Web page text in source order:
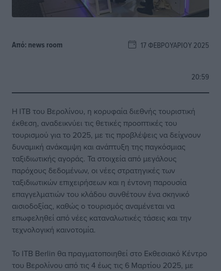
Από: news room 17 ΦΕΒΡΟΥΑΡΊΟΥ 2025
20:59
Η ITB του Βερολίνου, η κορυφαία διεθνής τουριστική
έκθεση, αναδεικνύει τις θετικές προοπτικές του
τουρισμού για το 2025, με τις προβλέψεις να δείχνουν
δυναμική ανάκαμψη και ανάπτυξη της παγκόσμιας
ταξιδιωτικής αγοράς. Τα στοιχεία από μεγάλους
παρόχους δεδομένων, οι νέες στρατηγικές των
ταξιδιωτικών επιχειρήσεων και η έντονη παρουσία
επαγγελματιών του κλάδου συνθέτουν ένα σκηνικό
αισιοδοξίας, καθώς ο τουρισμός αναμένεται να
επωφεληθεί από νέες καταναλωτικές τάσεις και την
τεχνολογική καινοτομία.
Το ITB Berlin θα πραγματοποιηθεί στο Εκθεσιακό Κέντρο
του Βερολίνου από τις 4 έως τις 6 Μαρτίου 2025, με